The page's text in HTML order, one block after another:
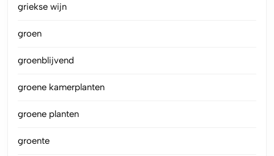
griekse wijn
groen
groenblijvend
groene kamerplanten
groene planten
groente